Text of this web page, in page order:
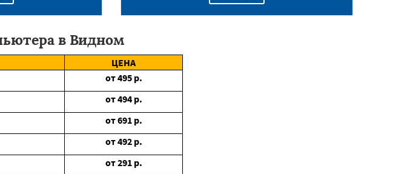
в Видном
ЦЕНА
от495 р.
от494 р.
от691 р.
от492 р.
от291 р.